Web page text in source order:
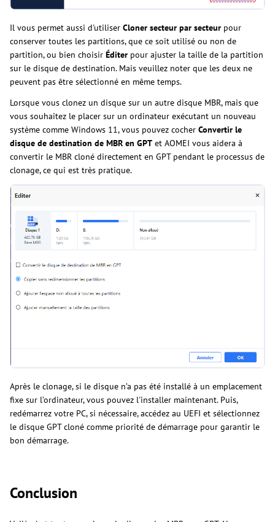
Il vous permet aussi d'utiliser Cloner secteur par secteur pour
conserver toutes les partitions, que ce soit utilisé ou non de
partition, ou bien choisir Éditer pour ajuster la taille de la partition
sur le disque de destination. Mais veuillez noter que les deux ne
peuvent pas être sélectionné en même temps.
Lorsque vous clonez un disque sur un autre disque MBR, mais que
vous souhaitez le placer sur un ordinateur exécutant un nouveau
système comme Windows 11, vous pouvez cocher Convertir le
disque de destination de MBR en GPT et AOMEI vous aidera à
convertir le MBR cloné directement en GPT pendant le processus de
clonage, ce qui est très pratique.
Après le clonage, si le disque n’a pas été installé à un emplacement
fixe sur l’ordinateur, vous pouvez l'installer maintenant. Puis,
redémarrez votre PC, si nécessaire, accédez au UEFI et sélectionnez
le disque GPT cloné comme priorité de démarrage pour garantir le
bon démarrage.
Conclusion